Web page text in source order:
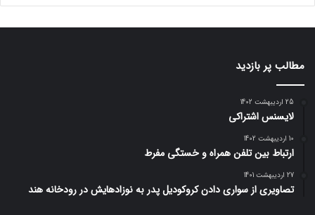
مطالب پر بازدید
25 اردیبهشت 1402
لایسنس اشتراکی
10 اردیبهشت 1402
ارتباط بین تلفن همراه و خستگی مفرط
27 اردیبهشت 1401
تصاویری از سواری دادن کروکودیل پدر به نوزادهایش در رودخانه هند